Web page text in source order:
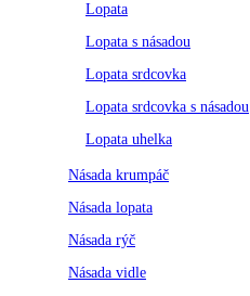
Lopata
Lopata s násadou
Lopata srdcovka
Lopata srdcovka s násadou
Lopata uhelka
Násada krumpáč
Násada lopata
Násada rýč
Násada vidle